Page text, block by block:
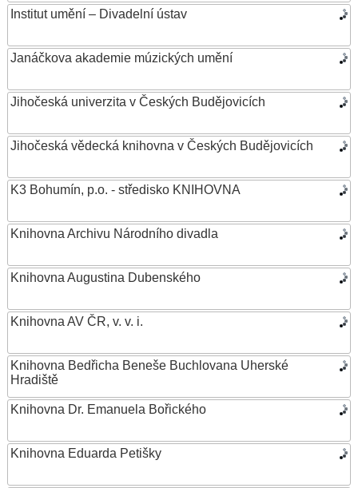
Institut umění – Divadelní ústav
Janáčkova akademie múzických umění
Jihočeská univerzita v Českých Budějovicích
Jihočeská vědecká knihovna v Českých Budějovicích
K3 Bohumín, p.o. - středisko KNIHOVNA
Knihovna Archivu Národního divadla
Knihovna Augustina Dubenského
Knihovna AV ČR, v. v. i.
Knihovna Bedřicha Beneše Buchlovana Uherské
Hradiště
Knihovna Dr. Emanuela Bořického
Knihovna Eduarda Petišky